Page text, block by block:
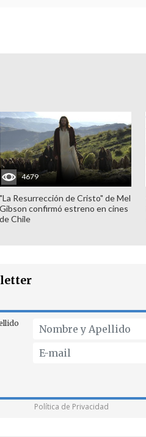
4679
"La Resurrección de Cristo" de Mel
Gibson confirmó estreno en cines
de Chile
Política de Privacidad